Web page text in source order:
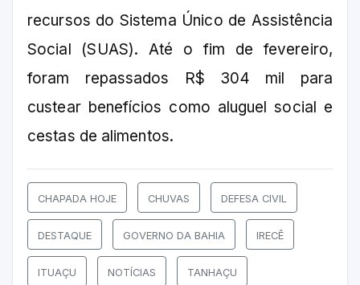
recursos do Sistema Único de Assistência
Social (SUAS). Até o fim de fevereiro,
foram repassados R$ 304 mil para
custear benefícios como aluguel social e
cestas de alimentos.
CHAPADA HOJE CHUVAS DEFESA CIVIL
DESTAQUE GOVERNO DA BAHIA IRECÊ
ITUAÇU NOTÍCIAS TANHAÇU